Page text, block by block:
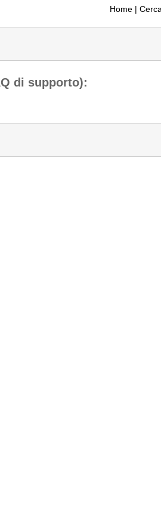
Home |
di supporto):